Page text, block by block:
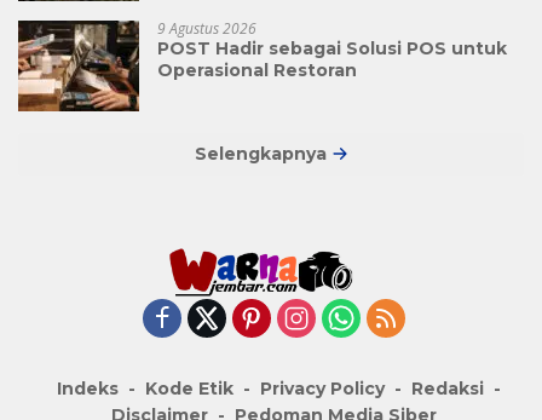
9 Agustus 2026
POST Hadir sebagai Solusi POS untuk
Operasional Restoran
Selengkapnya
Indeks Kode Etik Privacy Policy
Redaksi
Disclaimer
Pedoman Media Siber